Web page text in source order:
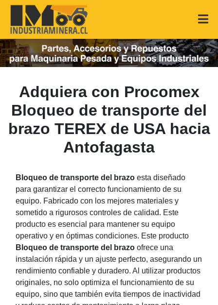
Adquiera con Procomex
Bloqueo de transporte del
brazo TEREX de USA hacia
Antofagasta
Bloqueo de transporte del brazo esta diseñado
para garantizar el correcto funcionamiento de su
equipo. Fabricado con los mejores materiales y
sometido a rigurosos controles de calidad. Este
producto es esencial para mantener su equipo
operativo y en óptimas condiciones. Este producto
Bloqueo de transporte del brazo ofrece una
instalación rápida y un ajuste perfecto, asegurando un
rendimiento confiable y duradero. Al utilizar productos
originales, no solo optimiza el funcionamiento de su
equipo, sino que también evita tiempos de inactividad